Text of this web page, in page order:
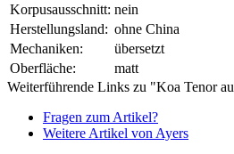
Korpusausschnitt: nein
Herstellungsland: ohne China
Mechaniken:
übersetzt
Oberfläche:
matt
Weiterführende Links zu "Koa Tenor
Fragen zum Artikel?
Weitere Artikel von Ayers